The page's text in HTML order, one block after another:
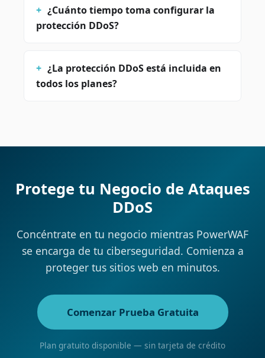
¿Cuánto tiempo toma configurar la
protección DDoS?
¿La protección DDoS está incluida en
todos los planes?
Protege tu Negocio de Ataques
DDoS
Concéntrate en tu negocio mientras PowerWAF
se encarga de tu ciberseguridad. Comienza a
proteger tus sitios web en minutos.
Comenzar Prueba Gratuita
Plan gratuito disponible — sin tarjeta de crédito